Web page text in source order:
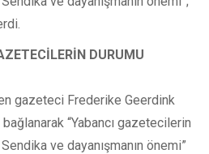
DURUMU
gazeteci Frederike Geerdink
“Yabancı gazetecilerin
ve dayanışmanın önemi”